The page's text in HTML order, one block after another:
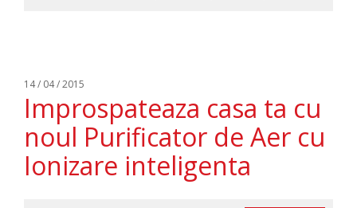
14 / 04 / 2015
Improspateaza casa ta cu
noul Purificator de Aer cu
Ionizare inteligenta